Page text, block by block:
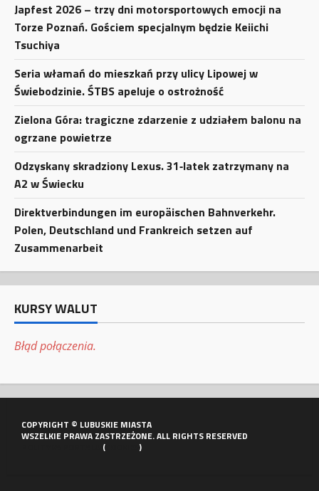
Japfest 2026 – trzy dni motorsportowych emocji na
Torze Poznań. Gościem specjalnym będzie Keiichi
Tsuchiya
Seria włamań do mieszkań przy ulicy Lipowej w
Świebodzinie. ŚTBS apeluje o ostrożność
Zielona Góra: tragiczne zdarzenie z udziałem balonu na
ogrzane powietrze
Odzyskany skradziony Lexus. 31‑latek zatrzymany na
A2 w Świecku
Direktverbindungen im europäischen Bahnverkehr.
Polen, Deutschland und Frankreich setzen auf
Zusammenarbeit
KURSY WALUT
Błąd połączenia.
COPYRIGHT © LUBUSKIE MIASTA
WSZELKIE PRAWA ZASTRZEŻONE. ALL RIGHTS RESERVED
( )